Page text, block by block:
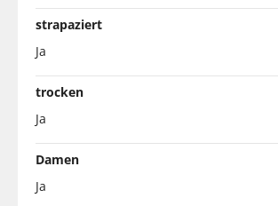
strapaziert
Ja
trocken
Ja
Damen
Ja